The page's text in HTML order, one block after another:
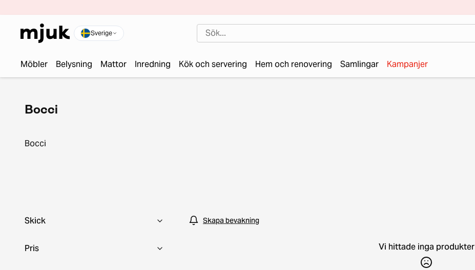
Sverige
Möbler Belysning Mattor Inredning Kök och servering Hem och renovering Samlingar Kampanjer
Bocci
Bocci
Skick
Pris
Skapa bevakning
Vi hittade inga produkter